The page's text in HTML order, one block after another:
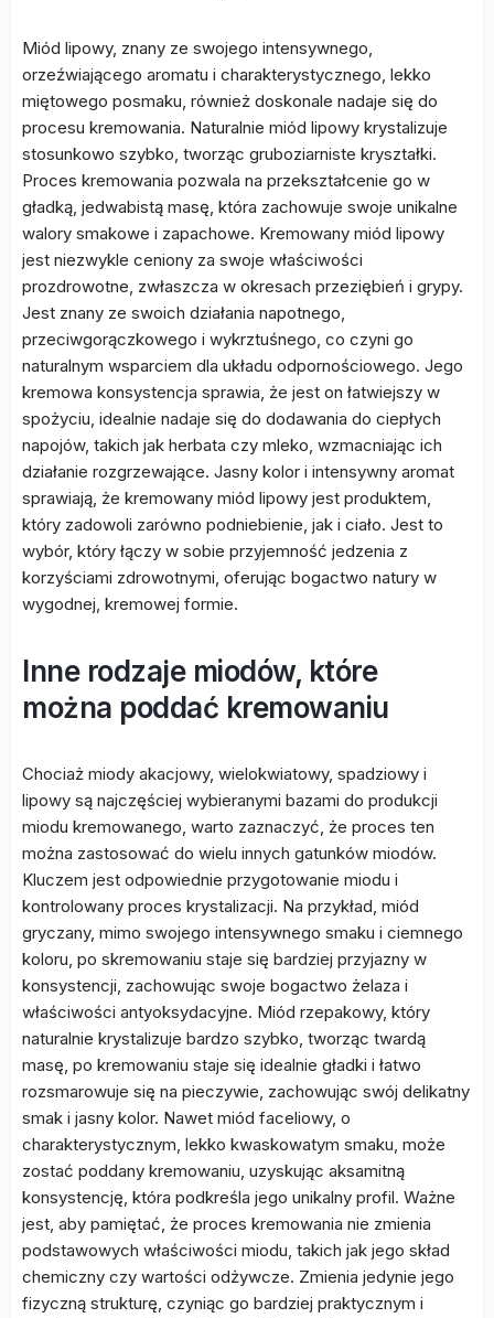
Miód lipowy, znany ze swojego intensywnego,
orzeźwiającego aromatu i charakterystycznego, lekko
miętowego posmaku, również doskonale nadaje się do
procesu kremowania. Naturalnie miód lipowy krystalizuje
stosunkowo szybko, tworząc gruboziarniste kryształki.
Proces kremowania pozwala na przekształcenie go w
gładką, jedwabistą masę, która zachowuje swoje unikalne
walory smakowe i zapachowe. Kremowany miód lipowy
jest niezwykle ceniony za swoje właściwości
prozdrowotne, zwłaszcza w okresach przeziębień i grypy.
Jest znany ze swoich działania napotnego,
przeciwgorączkowego i wykrztuśnego, co czyni go
naturalnym wsparciem dla układu odpornościowego. Jego
kremowa konsystencja sprawia, że jest on łatwiejszy w
spożyciu, idealnie nadaje się do dodawania do ciepłych
napojów, takich jak herbata czy mleko, wzmacniając ich
działanie rozgrzewające. Jasny kolor i intensywny aromat
sprawiają, że kremowany miód lipowy jest produktem,
który zadowoli zarówno podniebienie, jak i ciało. Jest to
wybór, który łączy w sobie przyjemność jedzenia z
korzyściami zdrowotnymi, oferując bogactwo natury w
wygodnej, kremowej formie.
Inne rodzaje miodów, które
można poddać kremowaniu
Chociaż miody akacjowy, wielokwiatowy, spadziowy i
lipowy są najczęściej wybieranymi bazami do produkcji
miodu kremowanego, warto zaznaczyć, że proces ten
można zastosować do wielu innych gatunków miodów.
Kluczem jest odpowiednie przygotowanie miodu i
kontrolowany proces krystalizacji. Na przykład, miód
gryczany, mimo swojego intensywnego smaku i ciemnego
koloru, po skremowaniu staje się bardziej przyjazny w
konsystencji, zachowując swoje bogactwo żelaza i
właściwości antyoksydacyjne. Miód rzepakowy, który
naturalnie krystalizuje bardzo szybko, tworząc twardą
masę, po kremowaniu staje się idealnie gładki i łatwo
rozsmarowuje się na pieczywie, zachowując swój delikatny
smak i jasny kolor. Nawet miód faceliowy, o
charakterystycznym, lekko kwaskowatym smaku, może
zostać poddany kremowaniu, uzyskując aksamitną
konsystencję, która podkreśla jego unikalny profil. Ważne
jest, aby pamiętać, że proces kremowania nie zmienia
podstawowych właściwości miodu, takich jak jego skład
chemiczny czy wartości odżywcze. Zmienia jedynie jego
fizyczną strukturę, czyniąc go bardziej praktycznym i